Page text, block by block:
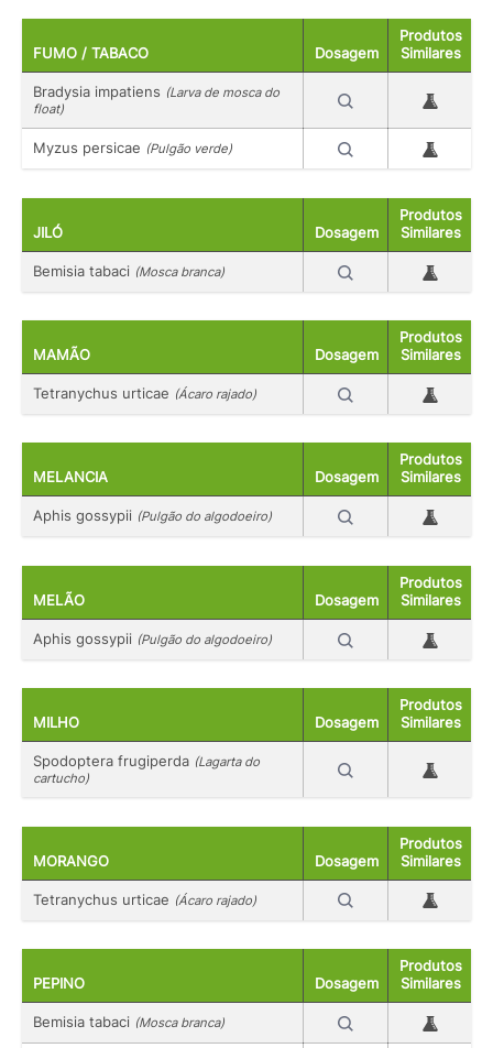
FUMO / TABACO Dosagem
Produtos
Similares
Bradysia impatiens (Larva de mosca do
float)
Myzus persicae (Pulgão verde)
JILÓ Dosagem
Produtos
Similares
Bemisia tabaci (Mosca branca)
MAMÃO Dosagem
Produtos
Similares
Tetranychus urticae (Ácaro rajado)
MELANCIA Dosagem
Produtos
Similares
Aphis gossypii (Pulgão do algodoeiro)
MELÃO Dosagem
Produtos
Similares
Aphis gossypii (Pulgão do algodoeiro)
MILHO Dosagem
Produtos
Similares
Spodoptera frugiperda (Lagarta do
cartucho)
MORANGO Dosagem
Produtos
Similares
Tetranychus urticae (Ácaro rajado)
PEPINO Dosagem
Produtos
Similares
Bemisia tabaci (Mosca branca)